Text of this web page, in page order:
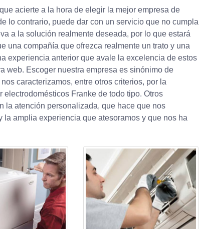
acierte a la hora de elegir la mejor empresa de
lo contrario, puede dar con un servicio que no cumpla
a la solución realmente deseada, por lo que estará
una compañía que ofrezca realmente un trato y una
experiencia anterior que avale la excelencia de estos
web. Escoger nuestra empresa es sinónimo de
caracterizamos, entre otros criterios, por la
Franke de todo tipo. Otros
la atención personalizada, que hace que nos
amplia experiencia que atesoramos y que nos ha